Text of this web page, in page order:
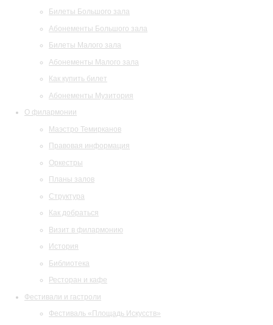
Билеты Большого зала
Абонементы Большого зала
Билеты Малого зала
Абонементы Малого зала
Как купить билет
Абонементы Музитория
О филармонии
Маэстро Темирканов
Правовая информация
Оркестры
Планы залов
Структура
Как добраться
Визит в филармонию
История
Библиотека
Ресторан и кафе
Фестивали и гастроли
Фестиваль «Площадь Искусств»